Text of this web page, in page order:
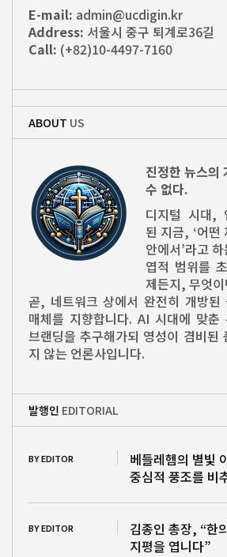
E-mail: admin@ucdigin.kr
Address: 서울시 중구 퇴계로36길
Call: (+82)10-4497-7160
ABOUT US
진정한 뉴스의
수 없다.
디지털 시대,
된 지금, ‘어떤
안에서’라고
엽적 범위를
제든지, 무엇
곧, 네트워크 상에서 완전히 개방된
매체를 지향합니다. AI 시대에 맞춘
브랜딩을 추구해가되 영성이 겸비된
지 않는 언론사입니다.
발행인 EDITORIAL
BY EDITOR
베들레헴의 별빛
중심적 풍조를 비
BY EDITOR
김종인 총장, “한
지평을 엽니다”